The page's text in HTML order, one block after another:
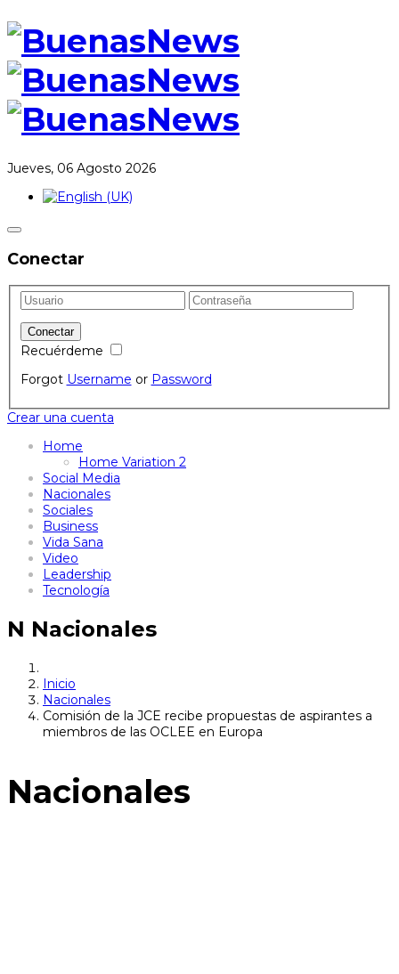
Jueves, 06 Agosto 2026
Conectar
Recuérdeme
Forgot Username or Password
Crear una cuenta
Home
Home Variation 2
Social Media
Nacionales
Sociales
Business
Vida Sana
Video
Leadership
Tecnología
N Nacionales
Inicio
Nacionales
Comisión de la JCE recibe propuestas de aspirantes a
miembros de las OCLEE en Europa
Nacionales